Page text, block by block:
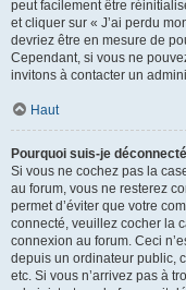
peut facilement être
et cliquer sur « J’ai perdu
devriez être en mesure de
Cependant, si vous ne
invitons à contacter un
Haut
Pourquoi suis-je
Si vous ne cochez pas la
au forum, vous ne resterez
permet d’éviter que votre
connecté, veuillez cocher la
connexion au forum. Ceci
depuis un ordinateur public,
etc. Si vous n’arrivez pas à